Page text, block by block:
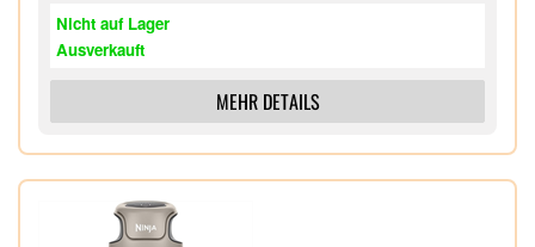
Schrubben verloren geht.
Befreie deine Arbeitsfläche: Dank der kompakten
sieht deine Küche stets aufgeräumt und
übersichtlich aus.
Einfach mitnehmen: Der CRISPi wiegt so wenig,
dass er bequem überallhin mitgenommen werden
kann, wo immer du ihn brauchst – perfekt für kleine
Küchen, fürs Büro oder Wochenendausflüge.
Nicht auf Lager
Ausverkauft
MEHR DETAILS